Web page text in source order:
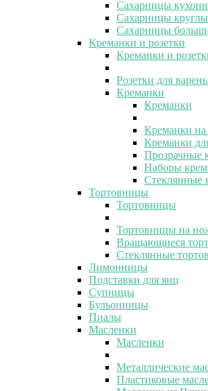
Сахарницы
Сахарницы
Сахарницы
Креманки и розетки
Креманки и
Розетки для
Креманки
Креманки
Креманки
Креманки
Прозрачные
Наборы
Стеклянные
Тортовницы
Тортовницы
Тортовницы на
Вращающиеся
Стеклянные
Лимонницы
Подставки для яиц
Супницы
Бульонницы
Пиалы
Масленки
Масленки
Металлические
Пластиковые